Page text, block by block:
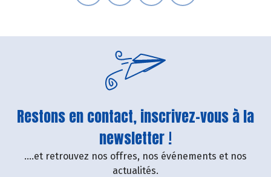
Restons en contact, inscrivez-vous à la
newsletter !
....et retrouvez nos offres, nos événements et nos
actualités.